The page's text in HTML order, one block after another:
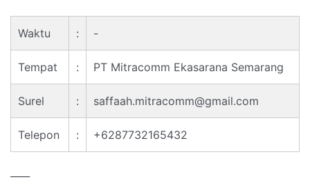
Waktu : -
Tempat : PT Mitracomm Ekasarana Semarang
Surel : saffaah.mitracomm@gmail.com
Telepon : +6287732165432